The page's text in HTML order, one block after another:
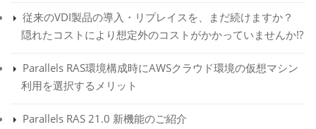
従来のVDI製品の導入・リプレイスを、まだ続けますか？
隠れたコストにより想定外のコストがかかっていませんか!?
Parallels RAS環境構成時にAWSクラウド環境の仮想マシン
利用を選択するメリット
Parallels RAS 21.0 新機能のご紹介